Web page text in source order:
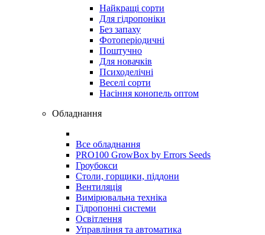
Найкращі сорти
Для гідропоніки
Без запаху
Фотоперіодичні
Поштучно
Для новачків
Психоделічні
Веселі сорти
Насіння конопель оптом
Обладнання
Все обладнання
PRO100 GrowBox by Errors Seeds
Гроубокси
Столи, горщики, піддони
Вентиляція
Вимірювальна техніка
Гідропонні системи
Освітлення
Управління та автоматика